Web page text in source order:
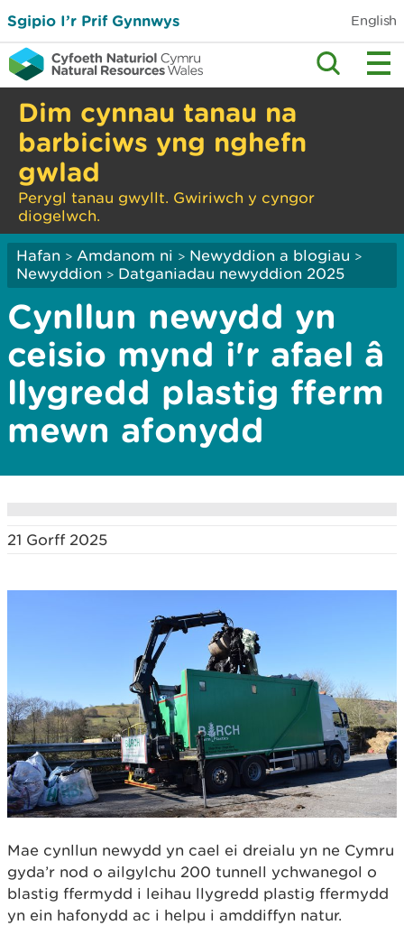
Sgipio I’r Prif Gynnwys English
Dim cynnau tanau na
barbiciws yng nghefn
gwlad
Perygl tanau gwyllt. Gwiriwch y cyngor
diogelwch.
Hafan > Amdanom ni > Newyddion a blogiau >
Newyddion > Datganiadau newyddion 2025
Cynllun newydd yn
ceisio mynd i'r afael â
llygredd plastig fferm
mewn afonydd
21 Gorff 2025
Mae cynllun newydd yn cael ei dreialu yn ne Cymru
gyda’r nod o ailgylchu 200 tunnell ychwanegol o
blastig ffermydd i leihau llygredd plastig ffermydd
yn ein hafonydd ac i helpu i amddiffyn natur.